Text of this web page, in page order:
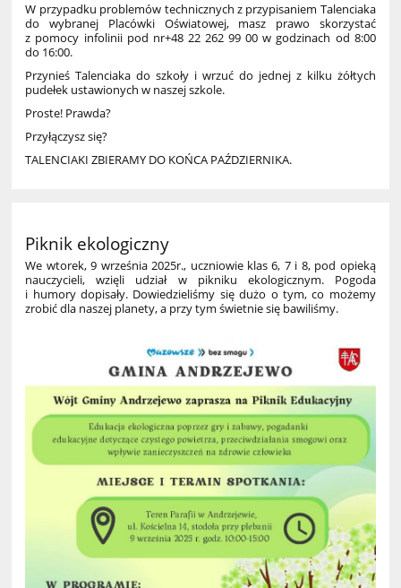
W przypadku problemów technicznych z przypisaniem Talenciaka
do wybranej Placówki Oświatowej, masz prawo skorzystać
z pomocy infolinii pod nr+48 22 262 99 00 w godzinach od 8:00
do 16:00.
Przynieś Talenciaka do szkoły i wrzuć do jednej z kilku żółtych
pudełek ustawionych w naszej szkole.
Proste! Prawda?
Przyłączysz się?
TALENCIAKI ZBIERAMY DO KOŃCA PAŹDZIERNIKA.
Piknik ekologiczny
We wtorek, 9 września 2025r., uczniowie klas 6, 7 i 8, pod opieką
nauczycieli, wzięli udział w pikniku ekologicznym. Pogoda
i humory dopisały. Dowiedzieliśmy się dużo o tym, co możemy
zrobić dla naszej planety, a przy tym świetnie się bawiliśmy.